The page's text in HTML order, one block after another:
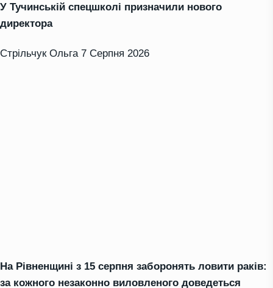
У Тучинській спецшколі призначили нового
директора
Стрільчук Ольга 7 Серпня 2026
На Рівненщині з 15 серпня заборонять ловити раків:
за кожного незаконно виловленого доведеться